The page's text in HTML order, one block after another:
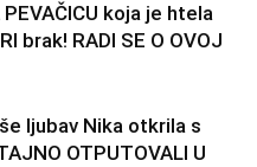
PEVAČICU koja je htela
brak! RADI SE O OVOJ
ljubav Nika otkrila s
OTPUTOVALI U